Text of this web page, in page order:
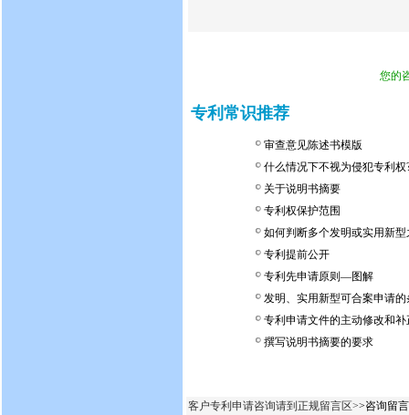
您的
专利常识推荐
审查意见陈述书模版
什么情况下不视为侵犯专利权
关于说明书摘要
专利权保护范围
如何判断多个发明或实用新
专利提前公开
专利先申请原则—图解
发明、实用新型可合案申请的
专利申请文件的主动修改和补
撰写说明书摘要的要求
客户专利申请咨询请到正规留言区>>咨询留言